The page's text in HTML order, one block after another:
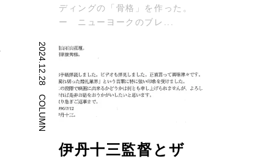
ディングの「骨格」を作った。
ー ニューヨークのブレ...
伊丹十三監督とザ
2024.12.28
COLUMN